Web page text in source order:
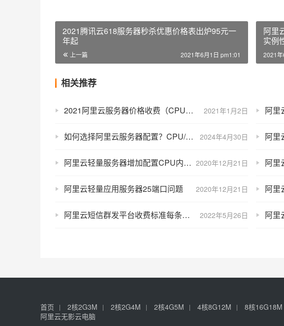
2021腾讯云618服务器秒杀优惠价格表出炉95元一
年起
上一篇 2021年6月1日 pm1:01
阿里
实例
2021
相关推荐
2021年1月2日
2021阿里云服务器价格收费（CPU/内存/带宽/磁盘）
2024年4月30日
如何选择阿里云服务器配置？CPU/内存/带宽/磁盘
2020年12月21日
阿里云轻量服务器增加配置CPU内存带宽磁盘升级
2020年12月21日
阿里云轻量应用服务器25端口问题
2022年5月26日
阿里云短信群发平台收费标准每条价格及套餐包报价
首页 2核2G3M 2核2G4M 2核4G5M 4核8G12M 8核16G18M
阿里云无影云电脑